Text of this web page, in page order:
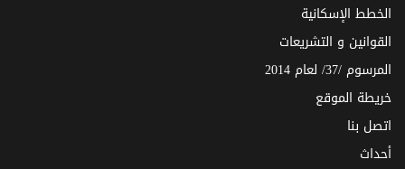
الخطط الإسكانية
القوانين و التشريعات
المرسوم /37/ لعام 2014
خريطة الموقع
اتصل بنا
أحداث